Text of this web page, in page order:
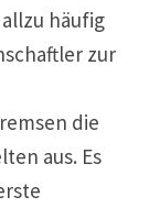
häufig
zur
die
aus. Es